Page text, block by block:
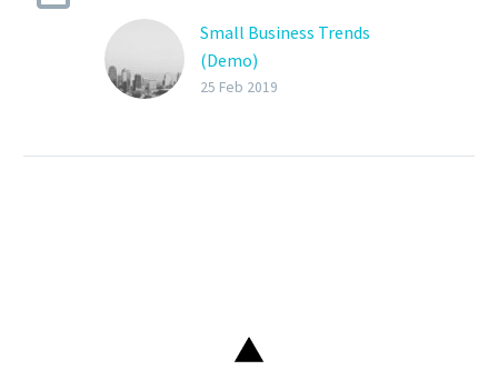
Small Business Trends
(Demo)
Lorem Ipsum. Proin
25 Feb 2019